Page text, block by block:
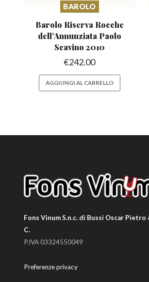
BAROLO
Barolo Riserva Rocche
dell’Annunziata Paolo
Scavino 2010
€242.00
AGGIUNGI AL CARRELLO
Fons Vinum S.n.c. di Bussi Oscar Pietro
C.
P.IVA 03324550049
Preferenze privacy